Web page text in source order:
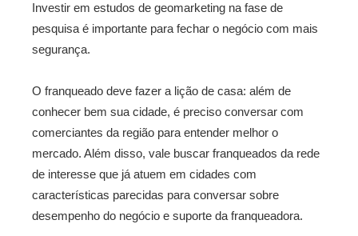
Investir em estudos de geomarketing na fase de
pesquisa é importante para fechar o negócio com mais
segurança.
O franqueado deve fazer a lição de casa: além de
conhecer bem sua cidade, é preciso conversar com
comerciantes da região para entender melhor o
mercado. Além disso, vale buscar franqueados da rede
de interesse que já atuem em cidades com
características parecidas para conversar sobre
desempenho do negócio e suporte da franqueadora.